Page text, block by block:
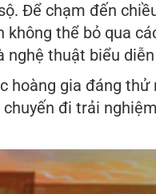
Để chạm đến
thể bỏ qua
nghệ thuật biểu
hoàng gia đáng thử
đi trải